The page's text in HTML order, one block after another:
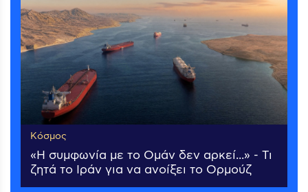
Κόσμος
«Η συμφωνία με το Ομάν δεν αρκεί...» - Τι
ζητά το Ιράν για να ανοίξει το Ορμούζ